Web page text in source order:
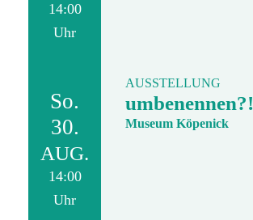
14:00
Uhr
So.
30.
AUG.
14:00
Uhr
AUSSTELLUNG
umbenennen?!
Museum Köpenick